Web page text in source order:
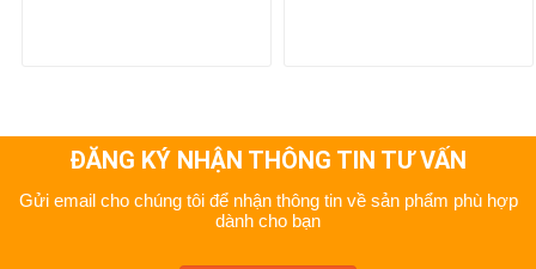
ĐĂNG KÝ NHẬN THÔNG TIN TƯ VẤN
Gửi email cho chúng tôi để nhận thông tin về sản phẩm phù hợp
dành cho bạn